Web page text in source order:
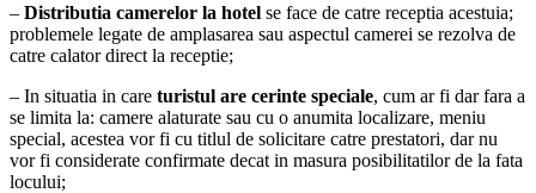
– Distributia camerelor la hotel se face de catre receptia acestuia;
problemele legate de amplasarea sau aspectul camerei se rezolva de
catre calator direct la receptie;
– In situatia in care turistul are cerinte speciale, cum ar fi dar fara a
se limita la: camere alaturate sau cu o anumita localizare, meniu
special, acestea vor fi cu titlul de solicitare catre prestatori, dar nu
vor fi considerate confirmate decat in masura posibilitatilor de la fata
locului;